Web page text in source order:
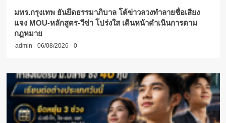
มทร.กรุงเทพ ยันยึดธรรมาภิบาล โต้ข่าวลวงทำลายชื่อเสียง
แจง MOU-หลักสูตร-วีซ่า โปร่งใส เดินหน้าดำเนินการตาม
กฎหมาย
admin 06/08/2026 0